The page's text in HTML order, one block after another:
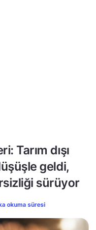
Tarım dışı
geldi,
sürüyor
okuma süresi